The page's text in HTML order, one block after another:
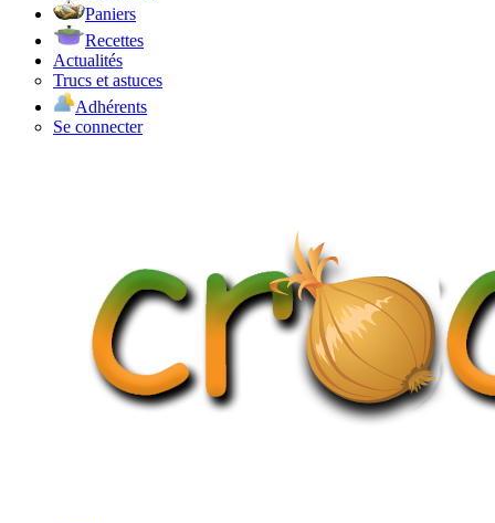
Paniers
Recettes
Actualités
Trucs et astuces
Adhérents
Se connecter